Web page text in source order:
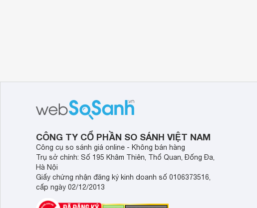
CÔNG TY CỔ PHẦN SO SÁNH VIỆT NAM
Công cụ so sánh giá online - Không bán hàng
Trụ sở chính: Số 195 Khâm Thiên, Thổ Quan, Đống Đa,
Hà Nội
Giấy chứng nhận đăng ký kinh doanh số 0106373516,
cấp ngày 02/12/2013